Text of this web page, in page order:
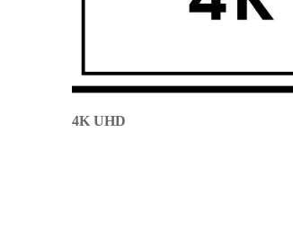
4K UHD